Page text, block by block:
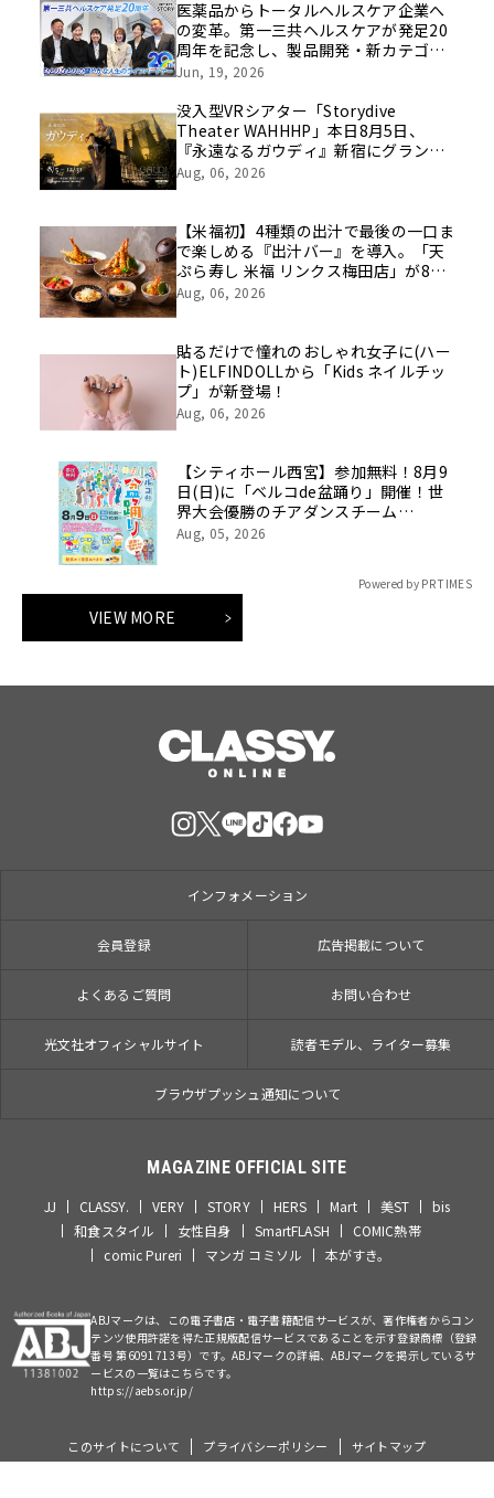
医薬品からトータルヘルスケア企業へ
の変革。第一三共ヘルスケアが発足20
周年を記念し、製品開発・新カテゴリ
挑戦の舞台や旧社統合時のエピソード
像を公開！
Jun, 19, 2026
没入型VRシアター「Storydive
Theater WAHHHP」本日8月5日、
『永遠なるガウディ』新宿にグランド
オープン
Aug, 06, 2026
【米福初】4種類の出汁で最後の一口ま
で楽しめる『出汁バー』を導入。「天
ぷら寿し 米福 リンクス梅田店」が8月
10日グランドオープン
Aug, 06, 2026
貼るだけで憧れのおしゃれ女子に(ハー
ト)ELFINDOLLから「Kids ネイルチッ
プ」が新登場！
Aug, 06, 2026
【シティホール西宮】参加無料！8月9
日(日)に「ベルコde盆踊り」開催！世
界大会優勝のチアダンスチーム
「DTD」がやってくる！
Aug, 05, 2026
Powered by PR TIMES
VIEW MORE
インフォメーション
会員登録 広告掲載について
よくあるご質問 お問い合わせ
光文社オフィシャルサイト 読者モデル、ライター募集
ブラウザプッシュ通知について
MAGAZINE OFFICIAL SITE
JJ CLASSY. VERY STORY HERS Mart 美ST
bis
和食スタイル
女性自身 SmartFLASH
COMIC熱帯
comic Pureri
マンガ コミソル 本がすき。
ABJマークは、この電子書店・電子書籍配信サービスが、著作権者からコン
テンツ使用許諾を得た正規版配信サービスであることを示す登録商標（登録
番号 第6091713号）です。ABJマークの詳細、ABJマークを掲示しているサ
ービスの一覧はこちらです。
https://aebs.or.jp/
このサイトについて プライバシーポリシー サイトマップ